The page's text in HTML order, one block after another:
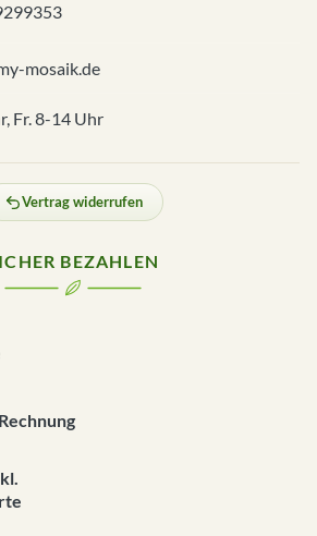
mosaik.de
Fr. 8-14 Uhr
Vertrag widerrufen
BEZAHLEN